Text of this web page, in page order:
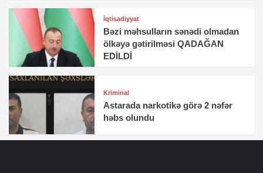
İqtisadiyyat
Bəzi məhsulların sənədi olmadan
ölkəyə gətirilməsi QADAĞAN
EDİLDİ
Kriminal
Astarada narkotikə görə 2 nəfər
həbs olundu